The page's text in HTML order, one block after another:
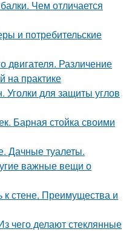
Чем отличается
и потребительские
двигателя. Различение
на практике
Уголки для защиты углов
Барная стойка своими
Дачные туалеты.
важные вещи о
стене. Преимущества и
чего делают стеклянные